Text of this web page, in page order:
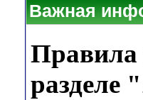
Важная
Правила
разделе